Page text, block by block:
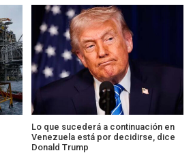
Lo que sucederá a continuación en
Venezuela está por decidirse, dice
Donald Trump